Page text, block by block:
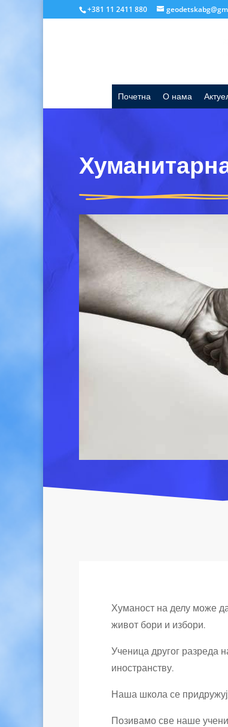
+381 11 2411 880
Почетна О нама
Хуманост на делу може
живот бори и избори.
Ученица другог разреда
иностранству.
Наша школа се
Позивамо све наше